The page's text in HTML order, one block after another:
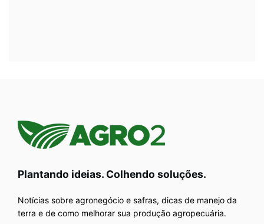
Plantando ideias. Colhendo soluções.
Notícias sobre agronegócio e safras, dicas de manejo da
terra e de como melhorar sua produção agropecuária.